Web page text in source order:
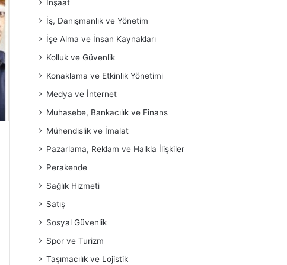
İnşaat
İş, Danışmanlık ve Yönetim
İşe Alma ve İnsan Kaynakları
Kolluk ve Güvenlik
Konaklama ve Etkinlik Yönetimi
Medya ve İnternet
Muhasebe, Bankacılık ve Finans
Mühendislik ve İmalat
Pazarlama, Reklam ve Halkla İlişkiler
Perakende
Sağlık Hizmeti
Satış
Sosyal Güvenlik
Spor ve Turizm
Taşımacılık ve Lojistik